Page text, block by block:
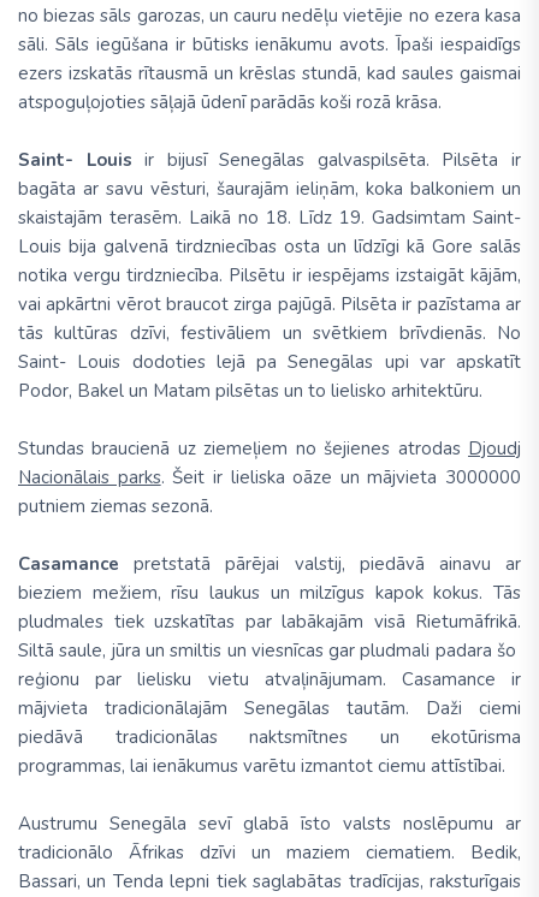
no biezas sāls garozas, un cauru nedēļu vietējie no ezera kasa
sāli. Sāls iegūšana ir būtisks ienākumu avots. Īpaši iespaidīgs
ezers izskatās rītausmā un krēslas stundā, kad saules gaismai
atspoguļojoties sāļajā ūdenī parādās koši rozā krāsa.
Saint- Louis ir bijusī Senegālas galvaspilsēta. Pilsēta ir
bagāta ar savu vēsturi, šaurajām ieliņām, koka balkoniem un
skaistajām terasēm. Laikā no 18. Līdz 19. Gadsimtam Saint-
Louis bija galvenā tirdzniecības osta un līdzīgi kā Gore salās
notika vergu tirdzniecība. Pilsētu ir iespējams izstaigāt kājām,
vai apkārtni vērot braucot zirga pajūgā. Pilsēta ir pazīstama ar
tās kultūras dzīvi, festivāliem un svētkiem brīvdienās. No
Saint- Louis dodoties lejā pa Senegālas upi var apskatīt
Podor, Bakel un Matam pilsētas un to lielisko arhitektūru.
Stundas braucienā uz ziemeļiem no šejienes atrodas Djoudj
Nacionālais parks. Šeit ir lieliska oāze un mājvieta 3000000
putniem ziemas sezonā.
Casamance pretstatā pārējai valstij, piedāvā ainavu ar
bieziem mežiem, rīsu laukus un milzīgus kapok kokus. Tās
pludmales tiek uzskatītas par labākajām visā Rietumāfrikā.
Siltā saule, jūra un smiltis un viesnīcas gar pludmali padara šo
reģionu par lielisku vietu atvaļinājumam. Casamance ir
mājvieta tradicionālajām Senegālas tautām. Daži ciemi
piedāvā tradicionālas naktsmītnes un ekotūrisma
programmas, lai ienākumus varētu izmantot ciemu attīstībai.
Austrumu Senegāla sevī glabā īsto valsts noslēpumu ar
tradicionālo Āfrikas dzīvi un maziem ciematiem. Bedik,
Bassari, un Tenda lepni tiek saglabātas tradīcijas, raksturīgais